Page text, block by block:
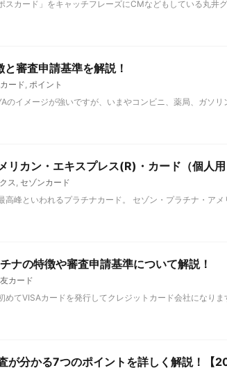
スカード」をキャッチフレーズにCMなどもしている丸井
審査申請基準を解説！
ード, ポイント
のイメージが強いですが、いまやコンビニ、薬局、ガソ
リカン・エキスプレス(R)・カード（個人
ス, セゾンカード
高峰といわれるプラチナカード。 セゾン・プラチナ・ア
ナの特徴や審査申請基準について解説！
カード
めてVISAカードを発行してクレジットカード会社になり
が分かる7つのポイントを詳しく解説！【